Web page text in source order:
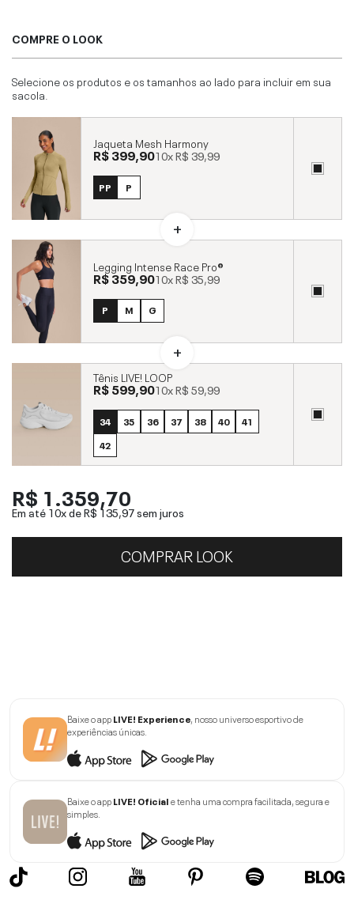
COMPRE O LOOK
Selecione os produtos e os tamanhos ao lado para incluir em sua
sacola.
Jaqueta Mesh Harmony
R$ 399,9010xR$ 39,99
PP P
Legging Intense Race Pro®
R$ 359,9010xR$ 35,99
P M G
Tênis LIVE! LOOP
R$ 599,9010xR$ 59,99
34 35 36 37 38 40
41
42
R$ 1.359,70
Em até 10x deR$ 135,97sem juros
COMPRAR LOOK
Baixe o appLIVE! Experience, nosso universo esportivo de
experiências únicas.
Baixe o appLIVE! Oficiale tenha uma compra facilitada, segura e
simples.